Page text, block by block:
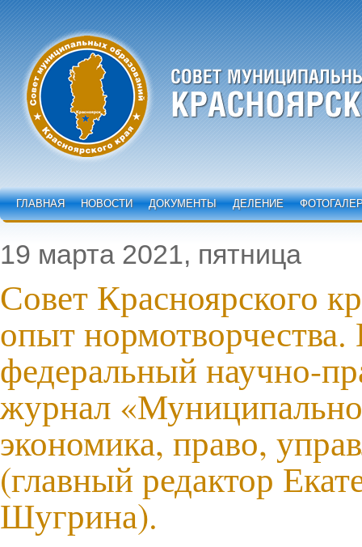
ГЛАВНАЯ НОВОСТИ ДОКУМЕНТЫ ДЕЛЕНИЕ
19 марта 2021, пятница
Совет Красноярского
опыт
федеральный научно-
журнал
экономика, право,
(главный редактор
Шугрина).